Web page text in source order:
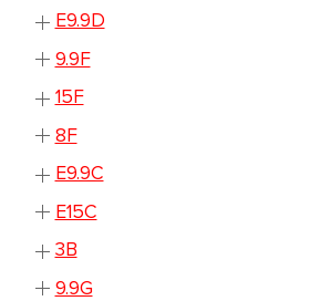
E9.9D
9.9F
15F
8F
E9.9C
E15C
3B
9.9G